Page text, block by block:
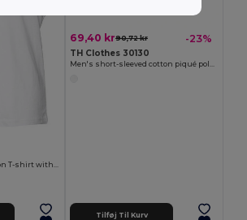
Men's split-sleeve cotton T-shirt with dropped armholes
69,40 kr90,72 kr -23%
TH Clothes 30130
Men's short-sleeved cotton piqué polo shirt. White
Tilføj Til Kurv